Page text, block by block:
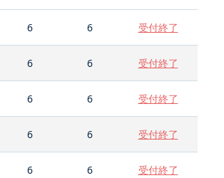
6 6 受付終了
6 6 受付終了
6 6 受付終了
6 6 受付終了
6 6 受付終了